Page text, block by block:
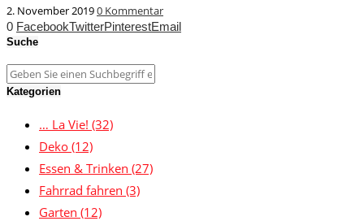
2. November 20190 Kommentar
0 FacebookTwitterPinterestEmail
Suche
Kategorien
… La Vie! (32)
Deko (12)
Essen & Trinken (27)
Fahrrad fahren (3)
Garten (12)